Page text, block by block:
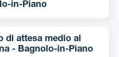
in-Piano
di attesa medio al
tra Verona - Bagnolo-in-Piano